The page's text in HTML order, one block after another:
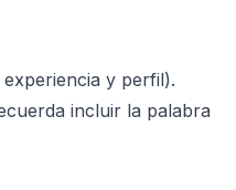
y perfil).
incluir la palabra